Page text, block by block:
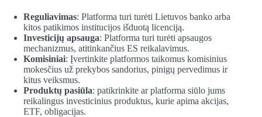
Reguliavimas: Platforma turi turėti Lietuvos banko arba
kitos patikimos institucijos išduotą licenciją.
Investicijų apsauga: Platforma turi turėti apsaugos
mechanizmus, atitinkančius ES reikalavimus.
Komisiniai: Įvertinkite platformos taikomus komisinius
mokesčius už prekybos sandorius, pinigų pervedimus ir
kitus veiksmus.
Produktų pasiūla: patikrinkite ar platforma siūlo jums
reikalingus investicinius produktus, kurie apima akcijas,
ETF, obligacijas.